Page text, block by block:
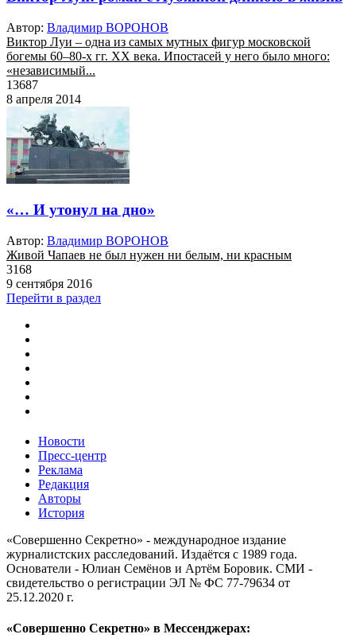
Автор: Владимир ВОРОНОВ
Виктор Луи – одна из самых мутных фигур московской
богемы 60–80-х гг. XX века. Ипостасей у него было много:
«независимый...
13687
8 апреля 2014
«… И утонул на дно»
Автор: Владимир ВОРОНОВ
Живой Чапаев не был нужен ни белым, ни красным
3168
9 сентября 2016
Перейти в раздел
Новости
Пресс-центр
Реклама
Редакция
Авторы
История
«Совершенно Секретно» - международное издание
журналистских расследований. Издаётся с 1989 года.
Основатели - Юлиан Семёнов и Артём Боровик. CМИ -
свидетельство о регистрации ЭЛ № ФС 77-79634 от
25.12.2020 г.
«Совершенно Секретно» в Мессенджерах: